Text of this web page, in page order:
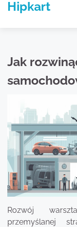
SkipHipkart
Jak
Rozwój
przemyślanej